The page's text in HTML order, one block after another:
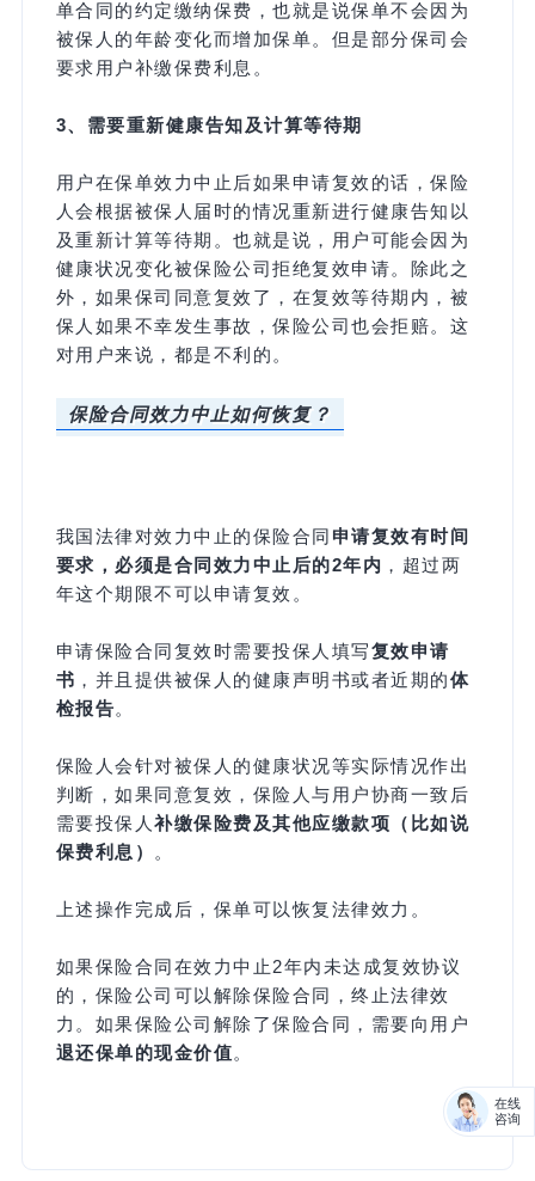
单合同的约定缴纳保费，也就是说保单不会因为
被保人的年龄变化而增加保单。但是部分保司会
要求用户补缴保费利息。
3、需要重新健康告知及计算等待期
用户在保单效力中止后如果申请复效的话，保险
人会根据被保人届时的情况重新进行健康告知以
及重新计算等待期。也就是说，用户可能会因为
健康状况变化被保险公司拒绝复效申请。除此之
外，如果保司同意复效了，在复效等待期内，被
保人如果不幸发生事故，保险公司也会拒赔。这
对用户来说，都是不利的。
保险合同效力中止如何恢复？
我国法律对效力中止的保险合同 申请复效有时间
要求，必须是合同效力中止后的2年内 ，超过两
年这个期限不可以申请复效。
申请保险合同复效时需要投保人填写复效申请
书 ，并且提供被保人的健康声明书或者近期的体
检报告。
保险人会针对被保人的健康状况等实际情况作出
判断，如果同意复效，保险人与用户协商一致后
需要投保人补缴保险费及其他应缴款项（比如说
保费利息） 。
上述操作完成后，保单可以恢复法律效力。
如果保险合同在效力中止2年内未达成复效协议
的，保险公司可以解除保险合同，终止法律效
力。如果保险公司解除了保险合同，需要向用户
退还保单的现金价值。
在线
咨询